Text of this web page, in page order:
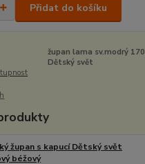
Přidat do košíku
župan lama sv.modrý 170
Dětský svět
župan s kapucí Dětský svět
béžový